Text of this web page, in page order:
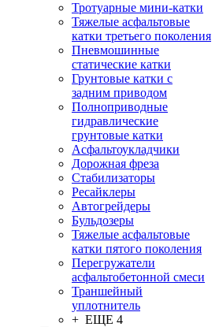
Тротуарные мини-катки
Тяжелые асфальтовые
катки третьего поколения
Пневмошинные
статические катки
Грунтовые катки с
задним приводом
Полноприводные
гидравлические
грунтовые катки
Асфальтоукладчики
Дорожная фреза
Стабилизаторы
Ресайклеры
Автогрейдеры
Бульдозеры
Тяжелые асфальтовые
катки пятого поколения
Перегружатели
асфальтобетонной смеси
Траншейный
уплотнитель
+ ЕЩЕ 4